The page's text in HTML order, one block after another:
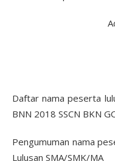
Daftar nama peserta
BNN 2018 SSCN BKN
Pengumuman nama
Lulusan SMA/SMK/MA